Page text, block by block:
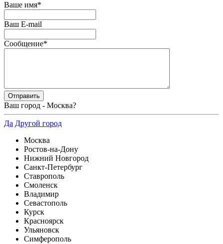
Ваше имя*
Ваш E-mail
Сообщение*
Ваш город - Москва?
Да Другой город
Москва
Ростов-на-Дону
Нижний Новгород
Санкт-Петербург
Ставрополь
Смоленск
Владимир
Севастополь
Курск
Красноярск
Ульяновск
Симферополь